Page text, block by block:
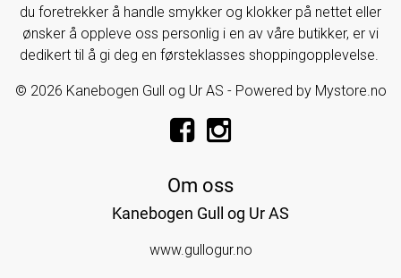
du foretrekker å handle smykker og klokker på nettet eller
ønsker å oppleve oss personlig i en av våre butikker, er vi
dedikert til å gi deg en førsteklasses shoppingopplevelse.
© 2026 Kanebogen Gull og Ur AS - Powered by Mystore.no
Om oss
Kanebogen Gull og Ur AS
www.gullogur.no